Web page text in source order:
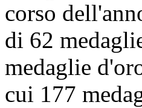
corso
di 62
medaglie
cui 177